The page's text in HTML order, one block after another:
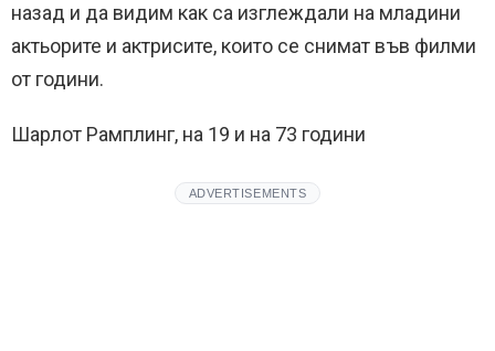
назад и да видим как са изглеждали на младини
актьорите и актрисите, които се снимат във филми
от години.
Шарлот Рамплинг, на 19 и на 73 години
ADVERTISEMENTS